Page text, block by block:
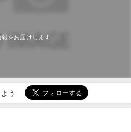
をお届けします
う